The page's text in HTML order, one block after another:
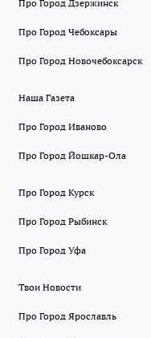
Про Город Дзержинск
Про Город Чебоксары
Про Город Новочебоксарск
Наша Газета
Про Город Иваново
Про Город Йошкар-Ола
Про Город Курск
Про Город Рыбинск
Про Город Уфа
Твои Новости
Про Город Ярославль